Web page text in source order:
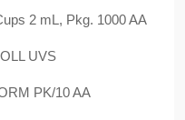
2 mL, Pkg. 1000 AA
UVS
PK/10 AA